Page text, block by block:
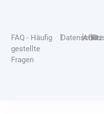
FAQ - Häufig
gestellte
Fragen
|Datenschutz
|AGB
|